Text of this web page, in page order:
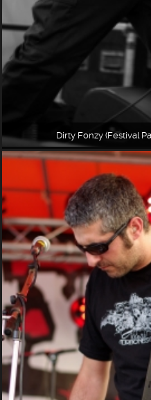
Dirty Fonzy (Festival